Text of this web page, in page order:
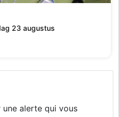
23 augustus
alerte qui vous